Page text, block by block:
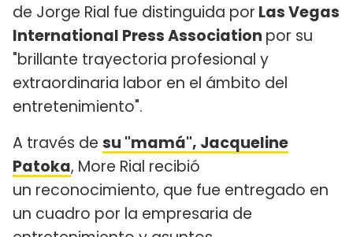
de Jorge Rial fue distinguida por Las Vegas
International Press Association por su
"brillante trayectoria profesional y
extraordinaria labor en el ámbito del
entretenimiento".
A través de su "mamá", Jacqueline
Patoka, More Rial recibió
un reconocimiento, que fue entregado en
un cuadro por la empresaria de